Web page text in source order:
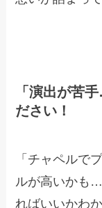
「演出が苦
ださい！
「チャペルで
ルが高いかも
ればいいかわ